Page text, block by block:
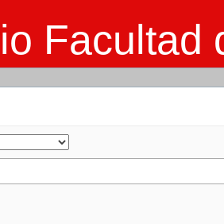
Facultad